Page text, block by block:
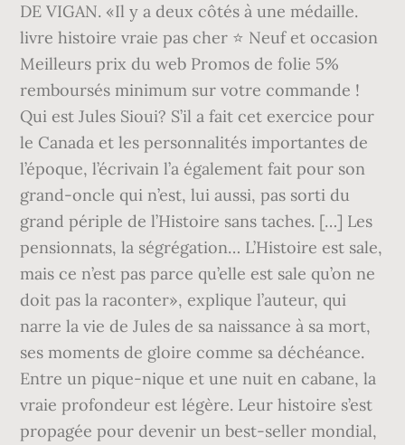
DE VIGAN. «Il y a deux côtés à une médaille.
livre histoire vraie pas cher ⭐ Neuf et occasion
Meilleurs prix du web Promos de folie 5%
remboursés minimum sur votre commande !
Qui est Jules Sioui? S’il a fait cet exercice pour
le Canada et les personnalités importantes de
l’époque, l’écrivain l’a également fait pour son
grand-oncle qui n’est, lui aussi, pas sorti du
grand périple de l’Histoire sans taches. […] Les
pensionnats, la ségrégation… L’Histoire est sale,
mais ce n’est pas parce qu’elle est sale qu’on ne
doit pas la raconter», explique l’auteur, qui
narre la vie de Jules de sa naissance à sa mort,
ses moments de gloire comme sa déchéance.
Entre un pique-nique et une nuit en cabane, la
vraie profondeur est légère. Leur histoire s’est
propagée pour devenir un best-seller mondial,